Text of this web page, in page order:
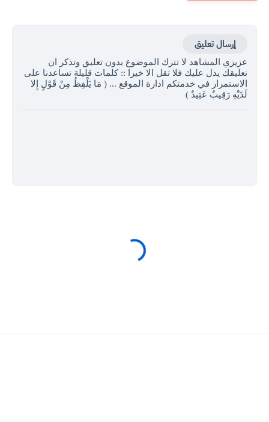
إرسال تعليق
عزيزي المشاهد لا تترك الموضوع بدون تعليق وتذكر ان
تعليقك يدل عليك فلا تقل الا خيرا :: كلمات قليلة تساعدنا على
الاستمرار في خدمتكم ادارة الموقع ... ( مَا يَلْفِظُ مِنْ قَوْلٍ إِلا
لَدَيْهِ رَقِيبٌ عَتِيدٌ )